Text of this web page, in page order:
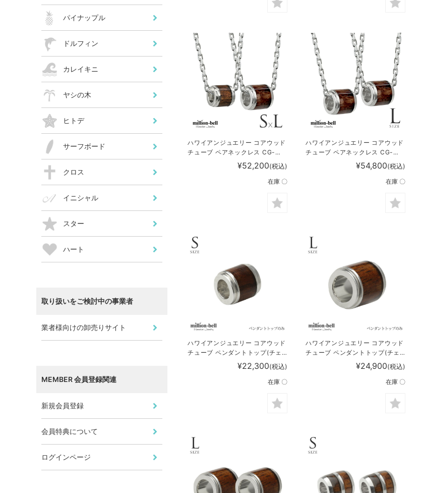
パイナップル
ドルフィン
カレイキニ
ヤシの木
ヒトデ
サーフボード
クロス
イニシャル
スター
ハート
取り扱いをご検討中の事業者
業者様向けの卸売りサイト
MEMBER 会員登録関連
新規会員登録
会員特典について
ログインページ
ハワイアンジュエリー コアウッド
チューブ ペアネックレス CG-
SWP1001-SWP1002P
¥52,200(税込)
在庫 〇
ハワイアンジュエリー コアウッド
チューブ ペアネックレス CG-
¥54,800(税込)
在庫 〇
ハワイアンジュエリー コアウッド
チューブ ペンダントトップ(チェ
ーン別売) SWP1001¥22,300(税込)
在庫 〇
ハワイアンジュエリー コアウッド
チューブ ペンダントトップ(チェ
ーン別売) SWP1002¥24,900(税込)
在庫 〇